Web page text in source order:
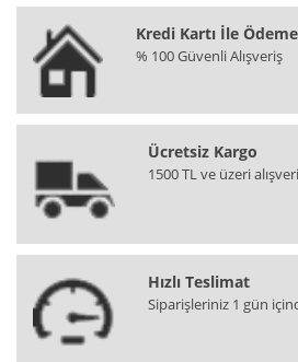
Kredi Kartı İle Ödeme
% 100 Güvenli Alışveriş
Ücretsiz Kargo
1500 TL ve üzeri
Hızlı Teslimat
Siparişleriniz 1 gün